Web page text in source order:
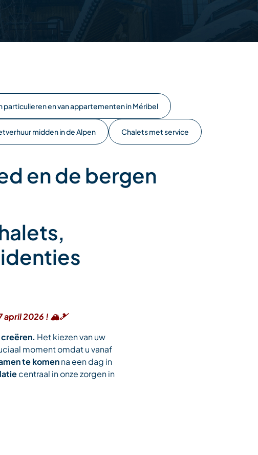
particulieren en van appartementen in Méribel
midden in de Alpen Chalets met service
en de bergen
april 2026 ! 🏔️🎿
Het kiezen van uw
moment omdat u vanaf
te komenna een dag in
centraal in onze zorgen in